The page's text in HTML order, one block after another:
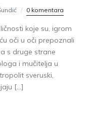
0 komentara
koje su, igrom
oči u oči prepoznali
s druge strane
i mučitelja u
sveruski,
[…]